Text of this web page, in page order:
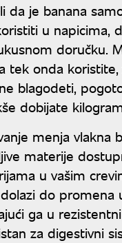
da je banana
u napicima,
doručku.
tek onda
blagodeti,
dobijate
menja vlakna
materije
u vašim
do promena
ga u
za digestivni